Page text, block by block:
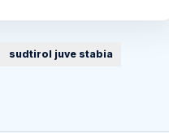
sudtirol juve stabia